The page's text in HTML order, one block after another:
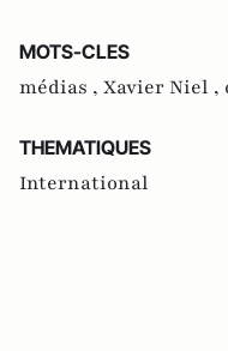
MOTS-CLES
médias , Xavier Niel ,
THEMATIQUES
International